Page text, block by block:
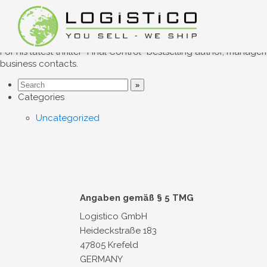
New book by bestselling
21. October 2020 Uncategorized Comments: 0
For his latest thriller “Final Control” bestselling author,
business contacts.
Categories
Uncategorized
Angaben gemäß § 5 TMG
Logistico GmbH
Heideckstraße 183
47805 Krefeld
GERMANY